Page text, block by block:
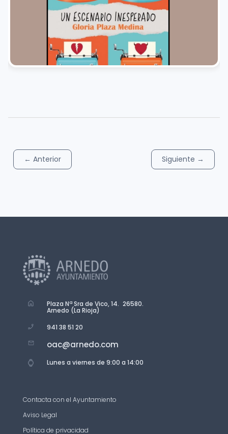
← Anterior Siguiente →
Plaza Nª Sra de Vico, 14. 26580.
Arnedo (La Rioja)
941 38 51 20
oac@arnedo.com
Lunes a viernes de 9:00 a 14:00
Contacta con el Ayuntamiento
Aviso Legal
Política de privacidad